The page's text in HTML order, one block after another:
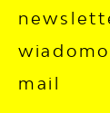
mail